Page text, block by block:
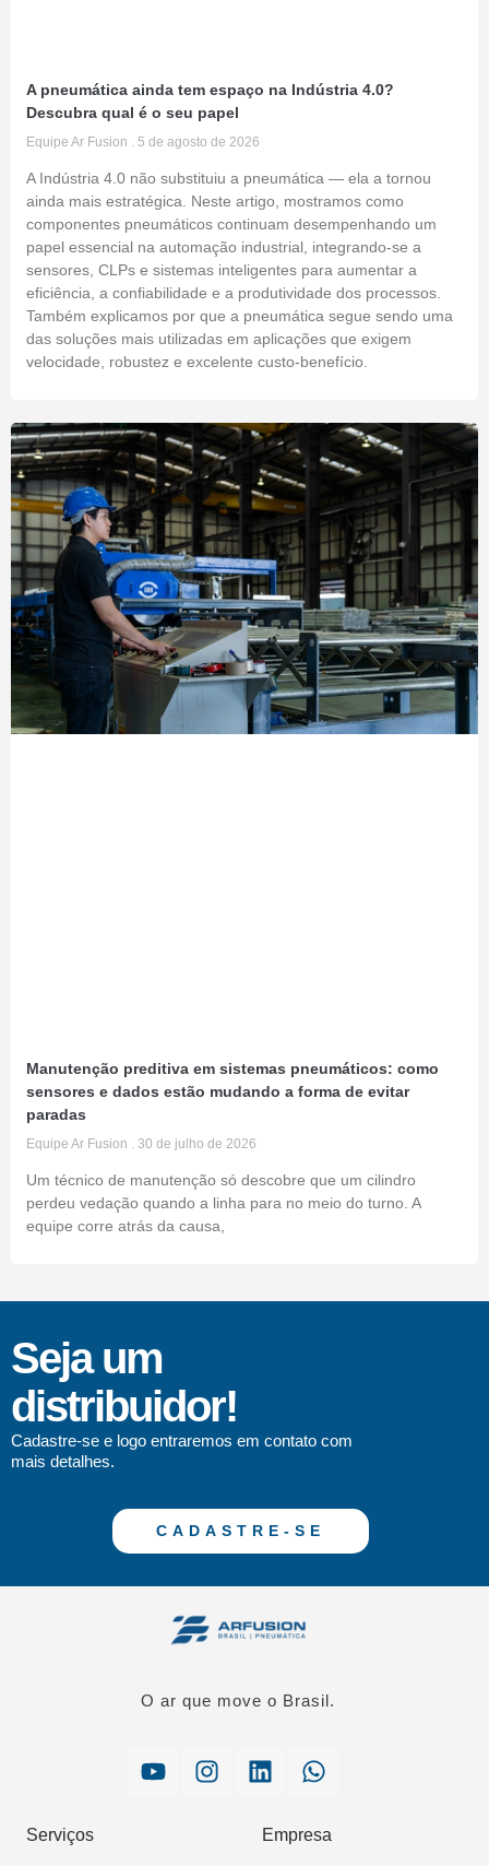
A pneumática ainda tem espaço na Indústria 4.0?
Descubra qual é o seu papel
Equipe Ar Fusion 5 de agosto de 2026
A Indústria 4.0 não substituiu a pneumática — ela a tornou
ainda mais estratégica. Neste artigo, mostramos como
componentes pneumáticos continuam desempenhando um
papel essencial na automação industrial, integrando-se a
sensores, CLPs e sistemas inteligentes para aumentar a
eficiência, a confiabilidade e a produtividade dos processos.
Também explicamos por que a pneumática segue sendo uma
das soluções mais utilizadas em aplicações que exigem
velocidade, robustez e excelente custo-benefício.
Manutenção preditiva em sistemas pneumáticos: como
sensores e dados estão mudando a forma de evitar
paradas
Equipe Ar Fusion 30 de julho de 2026
Um técnico de manutenção só descobre que um cilindro
perdeu vedação quando a linha para no meio do turno. A
equipe corre atrás da causa,
Seja um
distribuidor!
Cadastre-se e logo entraremos em contato com
mais detalhes.
CADASTRE-SE
O ar que move o Brasil.
Serviços Empresa